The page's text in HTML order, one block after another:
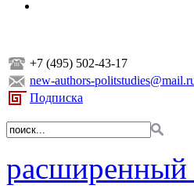
+7 (495) 502-43-17
new-authors-
Подписка
расширенный